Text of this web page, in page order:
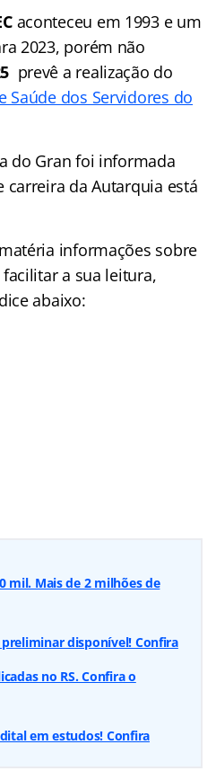
aconteceu em 1993 e um
2023, porém não
prevê a realização do
Saúde dos Servidores do
do Gran foi informada
carreira da Autarquia está
informações sobre
a sua leitura,
abaixo:
mil. Mais de 2 milhões de
preliminar disponível! Confira
no RS. Confira o
em estudos! Confira